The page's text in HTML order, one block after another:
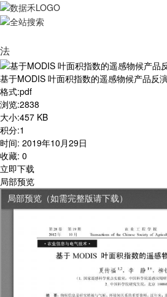
基于MODIS 叶面积指
法
基于MODIS 叶面积指数的遥感物候产品反
格式:pdf
浏览:2838
大小:457 KB
积分:1
时间: 2019年10月29日
收藏: 0
立即下载
局部预览